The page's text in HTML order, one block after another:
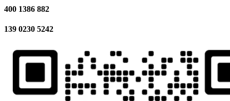
400 1386 882
139 0230 5242